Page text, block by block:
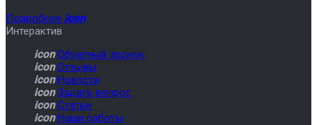
Подробнее icon
Интерактив
icon Обратный звонок
icon Отзывы
icon Новости
icon Задать вопрос
icon Статьи
icon Наши работы